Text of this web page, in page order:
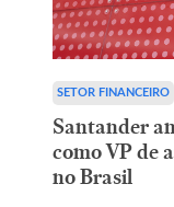
SETOR FINANCEIRO
Santander
como VP de
no Brasil